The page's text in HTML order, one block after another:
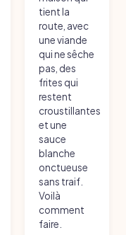
tient la
route, avec
une viande
qui ne sêche
pas, des
frites qui
restent
croustillantes
et une
sauce
blanche
onctueuse
sans traif.
Voilà
comment
faire.